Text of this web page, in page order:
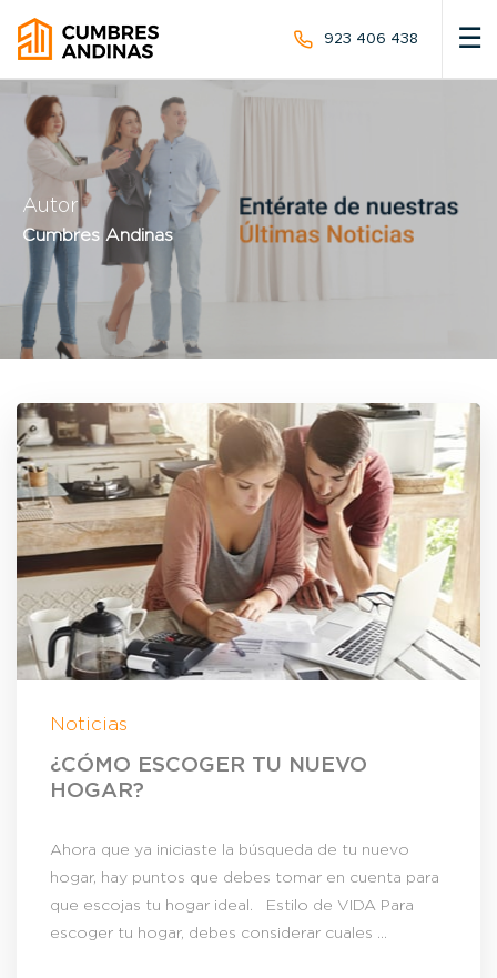
923 406 438 ☰
POST VENTA
NUESTROS PROYECTOS
BLOG
Autor
Cumbres Andinas
Noticias
¿CÓMO ESCOGER TU NUEVO
HOGAR?
Ahora que ya iniciaste la búsqueda de tu nuevo
hogar, hay puntos que debes tomar en cuenta para
que escojas tu hogar ideal. Estilo de VIDA Para
escoger tu hogar, debes considerar cuales ...